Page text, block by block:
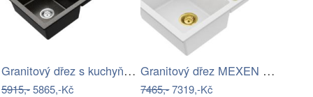
Granitový dřez s kuchyňskou baterií…
5915,-5865,-Kč
Granitový dřez MEXEN MATIAS s…
7465,-7319,-Kč